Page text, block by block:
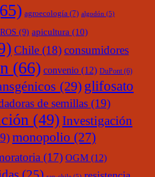
agroecología (7) algodón (5)
(9) apicultura (10)
Chile (18)consumidores
(66) convenio (12) DuPont (6)
(29) glifosato
de semillas (19)
(49) Investigación
monopolio (27)
(17) OGM (12)